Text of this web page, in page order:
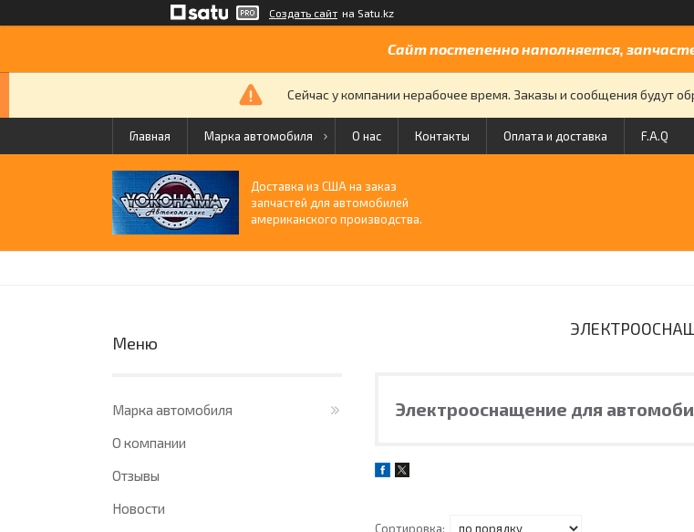
Создать сайт на Satu.kz
Сайт постепенно наполняется,
Сейчас у компании нерабочее время. Заказы и сообщения будут
Главная Марка автомобиля О нас Контакты Оплата и доставка F.A.Q
Доставка из США на заказ
запчастей для автомобилей
американского производства.
​Электрооснащение для
Марка автомобиля
О компании
Отзывы
Новости